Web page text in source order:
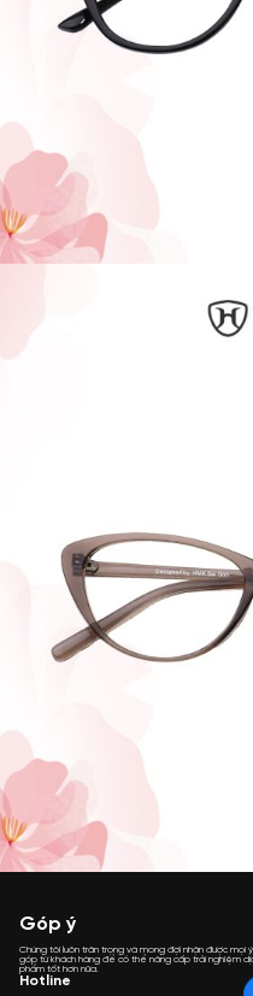
Góp ý
Chúng tôi luôn trân trọng và mong đợi nhận được mọi
góp từ khách hàng để có thể nâng cấp trải nghiệm
phẩm tốt hơn nữa.
Hotline